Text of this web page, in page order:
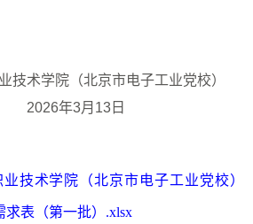
技术学院（北京市电子工业党校）
2026年3月13 日
技术学院（北京市电子工业党校）
求表（第一批）.xlsx